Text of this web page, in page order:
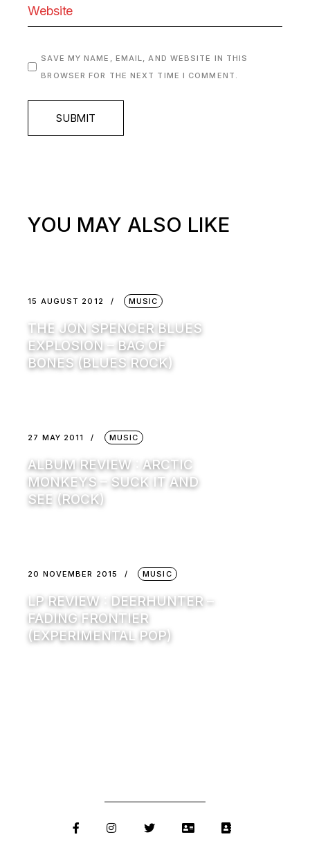
SAVE MY NAME, EMAIL, AND WEBSITE IN THIS
BROWSER FOR THE NEXT TIME I COMMENT.
SUBMIT
YOU MAY ALSO LIKE
15 AUGUST 2012 MUSIC
THE JON SPENCER BLUES
EXPLOSION – BAG OF
BONES (BLUES ROCK)
27 MAY 2011 MUSIC
ALBUM REVIEW : ARCTIC
MONKEYS – SUCK IT AND
SEE (ROCK)
20 NOVEMBER 2015 MUSIC
LP REVIEW : DEERHUNTER –
FADING FRONTIER
(EXPERIMENTAL POP)